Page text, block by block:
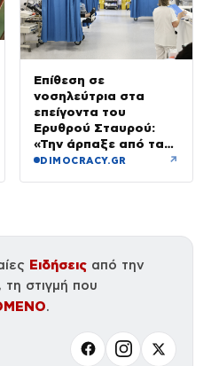
Επίθεση σε
νοσηλεύτρια στα
επείγοντα του
Ερυθρού Σταυρού:
«Την άρπαξε από τα
μαλλιά, της κατάφερε
DIMOCRACY.GR ↗
Ειδήσεις από την
στιγμή που
.